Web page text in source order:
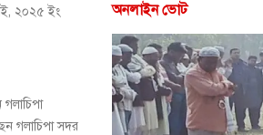
২০২৫ ইং
গলাচিপা সদর
অনলাইন ভোট